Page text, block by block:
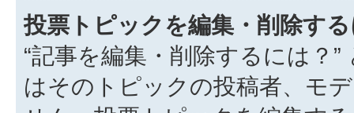
投票トピックを編集・削除す
“記事を編集・削除するには？
はそのトピックの投稿者、モ